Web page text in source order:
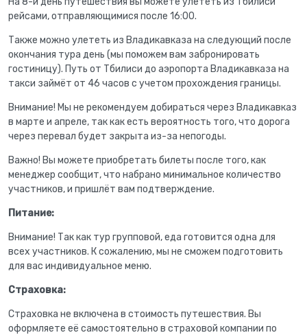
рейсами, отправляющимися после 16:00.
Также можно улететь из Владикавказа на следующий после
окончания тура день (мы поможем вам забронировать
гостиницу). Путь от Тбилиси до аэропорта Владикавказа на
такси займёт от 46 часов с учетом прохождения границы.
Внимание! Мы не рекомендуем добираться через Владикавказ
в марте и апреле, так как есть вероятность того, что дорога
через перевал будет закрыта из-за непогоды.
Важно! Вы можете приобретать билеты после того, как
менеджер сообщит, что набрано минимальное количество
участников, и пришлёт вам подтверждение.
Питание:
Внимание! Так как тур групповой, еда готовится одна для
всех участников. К сожалению, мы не сможем подготовить
для вас индивидуальное меню.
Страховка:
Страховка не включена в стоимость путешествия. Вы
оформляете её самостоятельно в страховой компании по